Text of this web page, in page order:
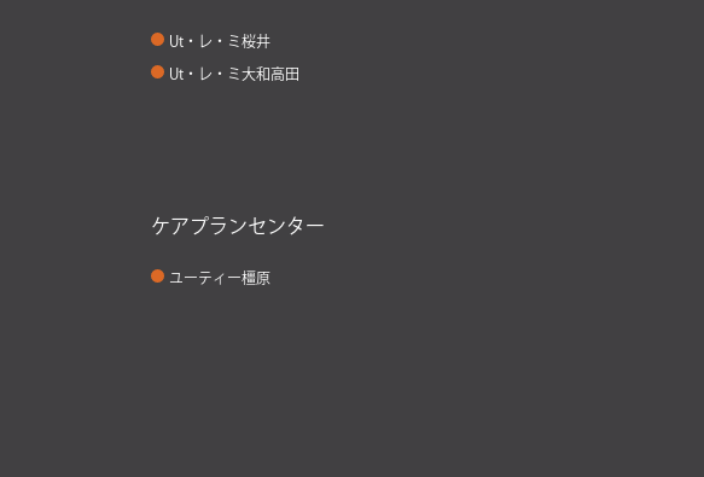
Ut・レ・ミ桜井
Ut・レ・ミ大和高田
ケアプランセンター
ユーティー橿原